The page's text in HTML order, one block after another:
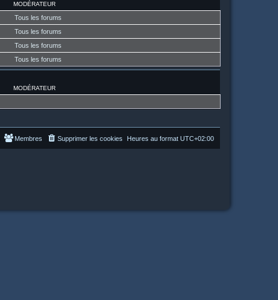
MODÉRATEUR
Tous les forums
Tous les forums
Tous les forums
Tous les forums
MODÉRATEUR
Heures au format UTC+02:00
Supprimer les cookies
Membres